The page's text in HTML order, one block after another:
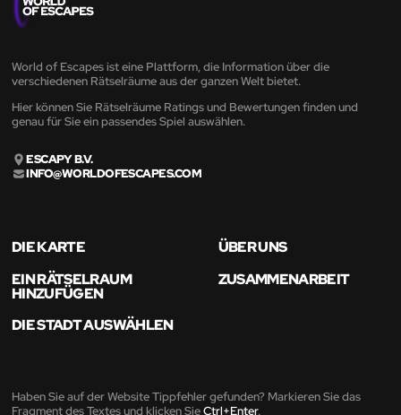
World of Escapes ist eine Plattform, die Information über die
verschiedenen Rätselräume aus der ganzen Welt bietet.
Hier können Sie Rätselräume Ratings und Bewertungen finden und
genau für Sie ein passendes Spiel auswählen.
ESCAPY B.V.
INFO@WORLDOFESCAPES.COM
DIE KARTE
ÜBER UNS
EIN RÄTSELRAUM
HINZUFÜGEN
ZUSAMMENARBEIT
DIE STADT AUSWÄHLEN
Haben Sie auf der Website Tippfehler gefunden? Markieren Sie das
Fragment des Textes und klicken SieCtrl+Enter.